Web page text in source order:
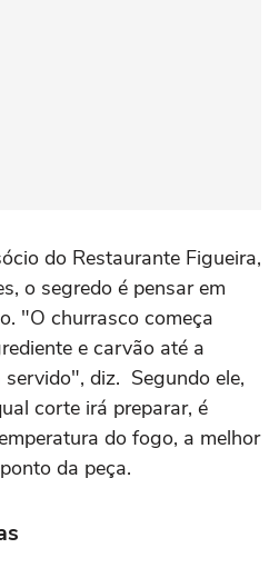
do Restaurante Figueira,
o segredo é pensar em
"O churrasco começa
e carvão até a
servido", diz. Segundo ele,
corte irá preparar, é
do fogo, a melhor
da peça.